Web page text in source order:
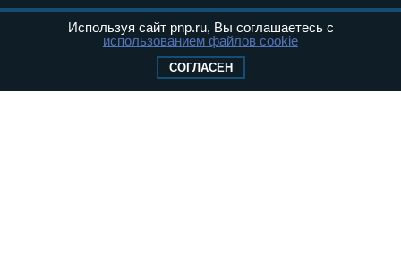
связи, информационных технологий и
массовых коммуникаций (Роскомнадзор) 05
Свидетельство о регистрации Эл № ФС77-
Используя сайт pnp.ru, Вы соглашаетесь с
использованием файлов cookie
СОГЛАСЕН